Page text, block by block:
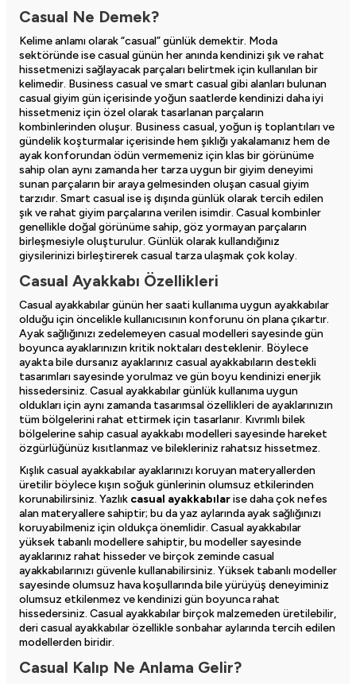
Casual Ne Demek?
Kelime anlamı olarak “casual” günlük demektir. Moda
sektöründe ise casual günün her anında kendinizi şık ve rahat
hissetmenizi sağlayacak parçaları belirtmek için kullanılan bir
kelimedir. Business casual ve smart casual gibi alanları bulunan
casual giyim gün içerisinde yoğun saatlerde kendinizi daha iyi
hissetmeniz için özel olarak tasarlanan parçaların
kombinlerinden oluşur. Business casual, yoğun iş toplantıları ve
gündelik koşturmalar içerisinde hem şıklığı yakalamanız hem de
ayak konforundan ödün vermemeniz için klas bir görünüme
sahip olan aynı zamanda her tarza uygun bir giyim deneyimi
sunan parçaların bir araya gelmesinden oluşan casual giyim
tarzıdır. Smart casual ise iş dışında günlük olarak tercih edilen
şık ve rahat giyim parçalarına verilen isimdir. Casual kombinler
genellikle doğal görünüme sahip, göz yormayan parçaların
birleşmesiyle oluşturulur. Günlük olarak kullandığınız
giysilerinizi birleştirerek casual tarza ulaşmak çok kolay.
Casual Ayakkabı Özellikleri
Casual ayakkabılargünün her saati kullanıma uygun ayakkabılar
olduğu için öncelikle kullanıcısının konforunu ön plana çıkartır.
Ayak sağlığınızı zedelemeyen casual modelleri sayesinde gün
boyunca ayaklarınızın kritik noktaları desteklenir. Böylece
ayakta bile dursanız ayaklarınız casual ayakkabıların destekli
tasarımları sayesinde yorulmaz ve gün boyu kendinizi enerjik
hissedersiniz. Casual ayakkabılar günlük kullanıma uygun
oldukları için aynı zamanda tasarımsal özellikleri de ayaklarınızın
tüm bölgelerini rahat ettirmek için tasarlanır. Kıvrımlı bilek
bölgelerine sahip casual ayakkabı modelleri sayesinde hareket
özgürlüğünüz kısıtlanmaz ve bilekleriniz rahatsız hissetmez.
Kışlık casual ayakkabılar ayaklarınızı koruyan materyallerden
üretilir böylece kışın soğuk günlerinin olumsuz etkilerinden
korunabilirsiniz. Yazlık casual ayakkabılarise daha çok nefes
alan materyallere sahiptir; bu da yaz aylarında ayak sağlığınızı
koruyabilmeniz için oldukça önemlidir. Casual ayakkabılar
yüksek tabanlı modellere sahiptir, bu modeller sayesinde
ayaklarınız rahat hisseder ve birçok zeminde casual
ayakkabılarınızı güvenle kullanabilirsiniz. Yüksek tabanlı modeller
sayesinde olumsuz hava koşullarında bile yürüyüş deneyiminiz
olumsuz etkilenmez ve kendinizi gün boyunca rahat
hissedersiniz. Casual ayakkabılar birçok malzemeden üretilebilir,
deri casual ayakkabılar özellikle sonbahar aylarında tercih edilen
modellerden biridir.
Casual Kalıp Ne Anlama Gelir?